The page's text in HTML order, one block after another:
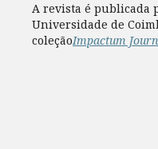
A revista é publicada
Universidade de
coleçãoImpactum